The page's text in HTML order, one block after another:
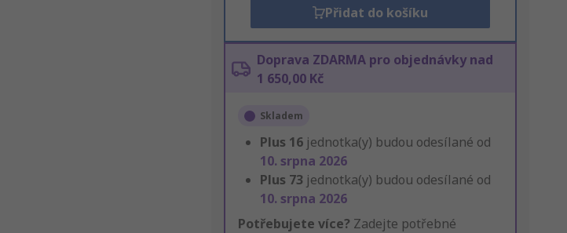
Přidat do košíku
Doprava ZDARMA pro objednávky nad
1 650,00 Kč
Skladem
Plus 16 jednotka(y) budou odesílané od
10. srpna 2026
Plus 73 jednotka(y) budou odesílané od
10. srpna 2026
Potřebujete více? Zadejte potřebné